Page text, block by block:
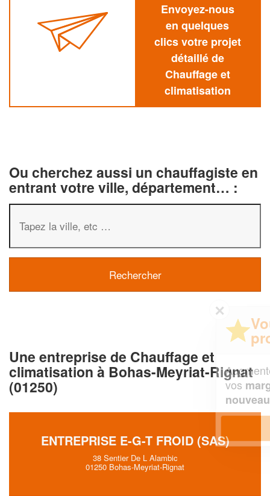
Envoyez-nous
en quelques
clics votre projet
détaillé de
Chauffage et
climatisation
Ou cherchez aussi un chauffagiste en
entrant votre ville, département… :
Une entreprise de Chauffage et
climatisation à Bohas-Meyriat-Rignat
(01250)
ENTREPRISE E-G-T FROID (SAS)
38 Sentier De L Alambic
01250 Bohas-Meyriat-Rignat
Augmentez votrechiffre d'affaireset
tout en gagnant de